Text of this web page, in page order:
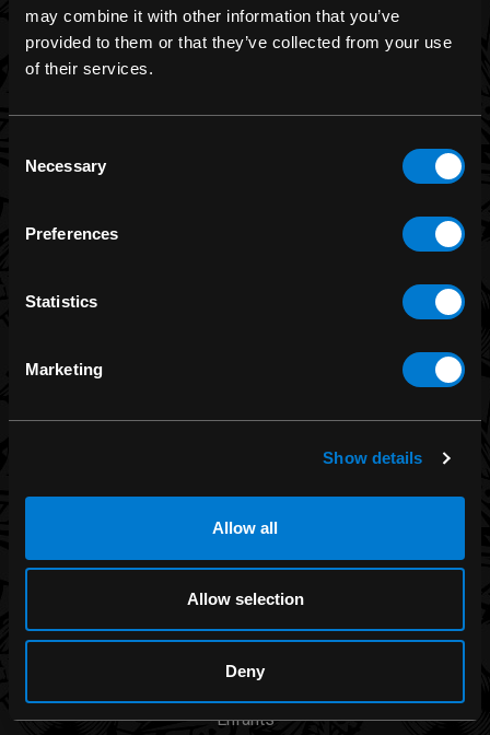
may combine it with other information that you’ve
provided to them or that they’ve collected from your use
of their services.
Selection
Necessary
Preferences
Statistics
Marketing
Show details
Allow all
Allow selection
Deny
MARQUES
CATÉGORIES
Accessoires
Zone fumeur
Enfants